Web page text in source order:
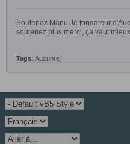
Soutenez Manu, le fondateur
soutenez plus merci, ça vaut
Tags: Aucun(e)